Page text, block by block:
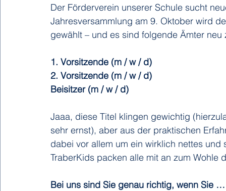
Der Förderverein unserer Schule sucht
Jahresversammlung am 9. Oktober wird
gewählt – und es sind folgende Ämter neu
1. Vorsitzende (m / w / d)
2. Vorsitzende (m / w / d)
Beisitzer (m / w / d)
Jaaa, diese Titel klingen gewichtig
sehr ernst), aber aus der praktischen
dabei vor allem um ein wirklich nettes
TraberKids packen alle mit an zum Wohle
Bei uns sind Sie genau richtig, wenn Sie …